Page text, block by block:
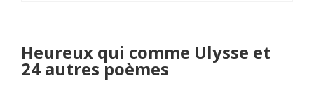
Heureux qui comme Ulysse et
24 autres poèmes